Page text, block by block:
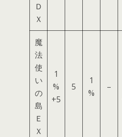
Ｄ
Ｘ
魔
法
使
い
の
島
Ｅ
Ｘ
1
%
+5
5
1
%
–